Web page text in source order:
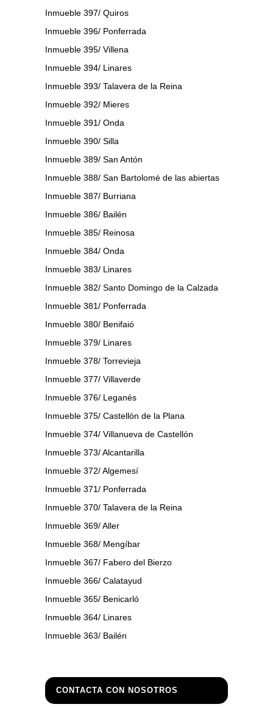
Inmueble 397/ Quiros
Inmueble 396/ Ponferrada
Inmueble 395/ Villena
Inmueble 394/ Linares
Inmueble 393/ Talavera de la Reina
Inmueble 392/ Mieres
Inmueble 391/ Onda
Inmueble 390/ Silla
Inmueble 389/ San Antón
Inmueble 388/ San Bartolomé de las abiertas
Inmueble 387/ Burriana
Inmueble 386/ Bailén
Inmueble 385/ Reinosa
Inmueble 384/ Onda
Inmueble 383/ Linares
Inmueble 382/ Santo Domingo de la Calzada
Inmueble 381/ Ponferrada
Inmueble 380/ Benifaió
Inmueble 379/ Linares
Inmueble 378/ Torrevieja
Inmueble 377/ Villaverde
Inmueble 376/ Leganés
Inmueble 375/ Castellón de la Plana
Inmueble 374/ Villanueva de Castellón
Inmueble 373/ Alcantarilla
Inmueble 372/ Algemesí
Inmueble 371/ Ponferrada
Inmueble 370/ Talavera de la Reina
Inmueble 369/ Aller
Inmueble 368/ Mengíbar
Inmueble 367/ Fabero del Bierzo
Inmueble 366/ Calatayud
Inmueble 365/ Benicarló
Inmueble 364/ Linares
Inmueble 363/ Bailén
CONTACTA CON NOSOTROS